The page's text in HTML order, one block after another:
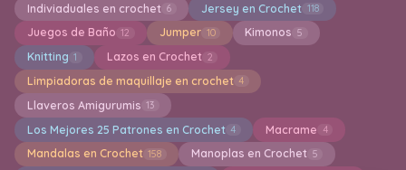
Indiviaduales en crochet 6 Jersey en Crochet 118
Juegos de Baño 12 Jumper 10 Kimonos 5
Knitting 1 Lazos en Crochet 2
Limpiadoras de maquillaje en crochet 4
Llaveros Amigurumis 13
Los Mejores 25 Patrones en Crochet 4 Macrame 4
Mandalas en Crochet 158 Manoplas en Crochet 5